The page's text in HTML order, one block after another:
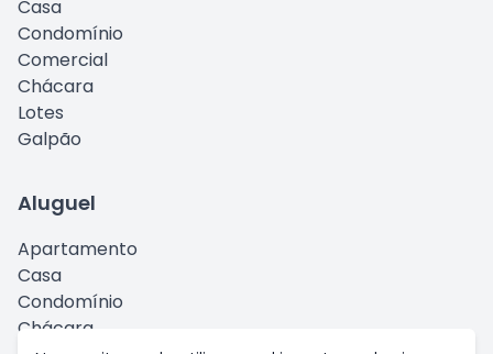
Casa
Condomínio
Comercial
Chácara
Lotes
Galpão
Aluguel
Apartamento
Casa
Condomínio
Chácara